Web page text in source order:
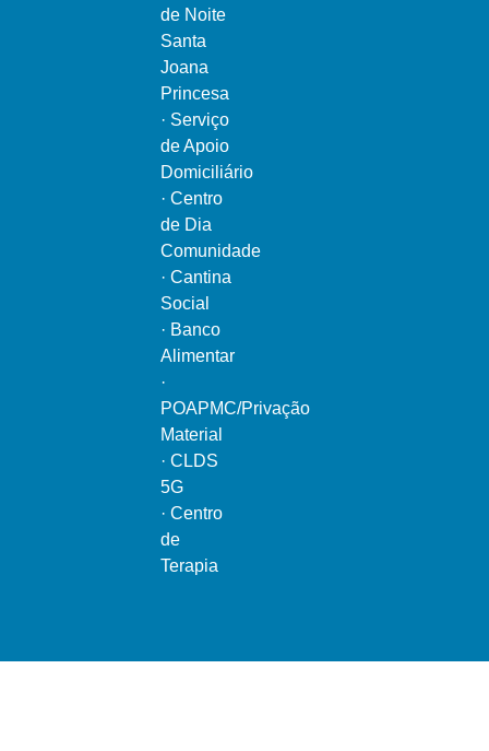
de Noite
Santa
Joana
Princesa
· Serviço
de Apoio
Domiciliário
· Centro
de Dia
Comunidade
· Cantina
Social
· Banco
Alimentar
·
POAPMC/Privação
Material
· CLDS
5G
· Centro
de
Terapia